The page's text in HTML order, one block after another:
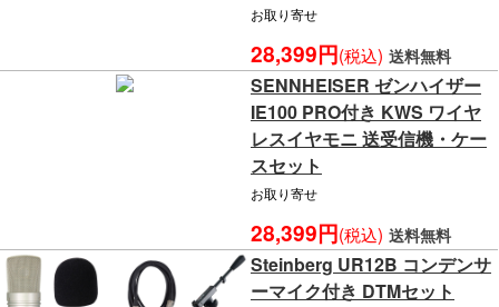
お取り寄せ
28,399円(税込) 送料無料
SENNHEISER ゼンハイザー
IE100 PRO付き KWS ワイヤ
レスイヤモニ 送受信機・ケー
スセット
お取り寄せ
28,399円(税込) 送料無料
Steinberg UR12B コンデンサ
ーマイク付き DTMセット